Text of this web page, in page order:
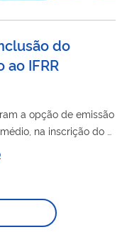
do
ao IFRR
a opção de emissão
na inscrição do